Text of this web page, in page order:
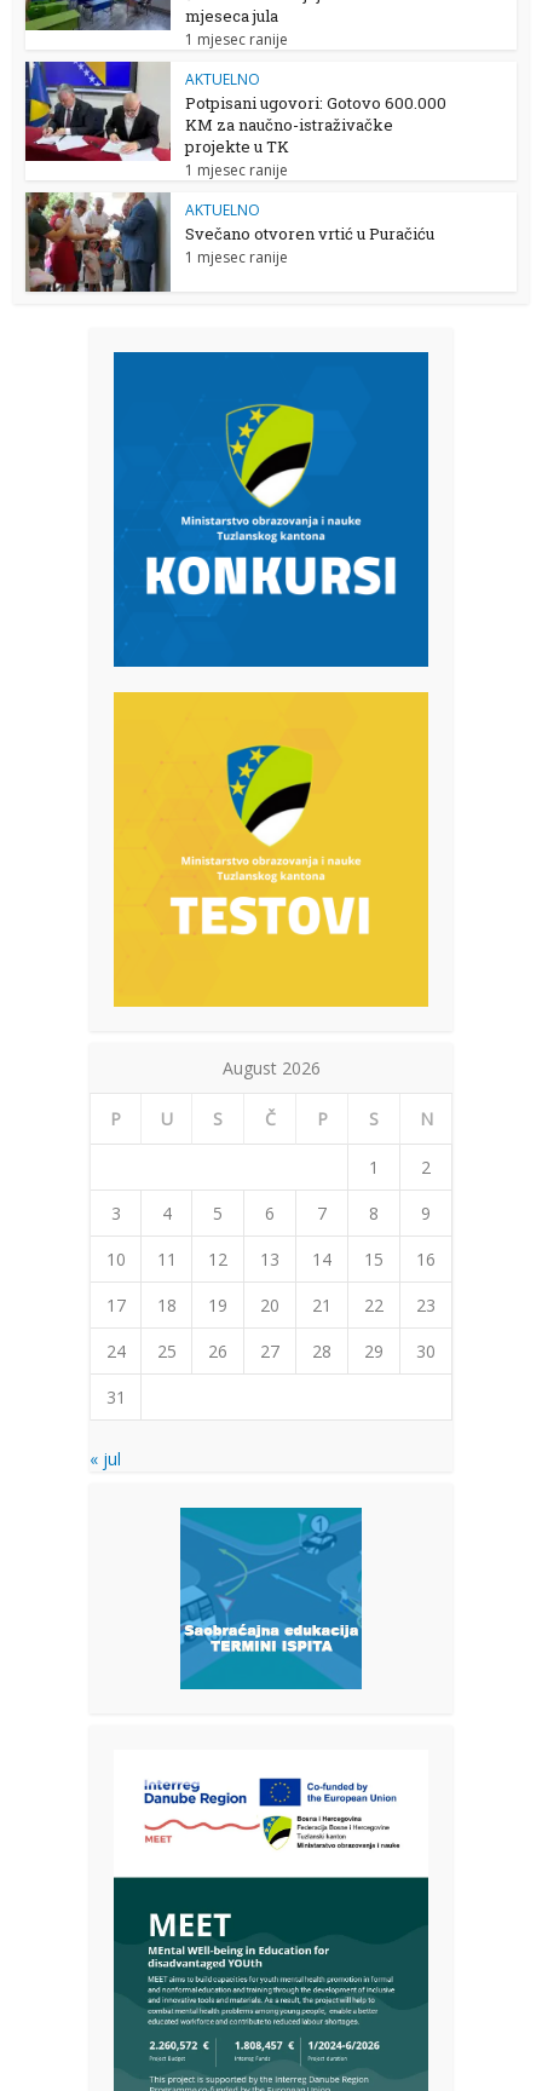
mjeseca jula
1 mjesec ranije
AKTUELNO
Potpisani ugovori: Gotovo 600.000
KM za naučno-istraživačke
projekte u TK
1 mjesec ranije
AKTUELNO
Svečano otvoren vrtić u Puračiću
1 mjesec ranije
August 2026
P U S Č P S N
1
2
3
4 5 6 7 8
9
10
11 12 13 14 15
16
17
18 19 20 21 22
23
24
25 26 27 28 29
30
31
« jul